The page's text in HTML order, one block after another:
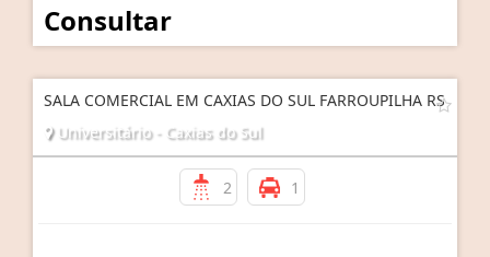
Consultar
SALA COMERCIAL EM CAXIAS DO SUL FARROUPILHA RS
Universitário - Caxias do Sul
2 1